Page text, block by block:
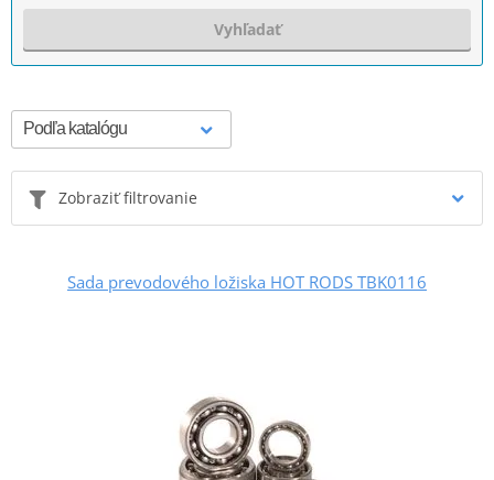
Vyhľadať
Zobraziť filtrovanie
Sada prevodového ložiska HOT RODS TBK0116